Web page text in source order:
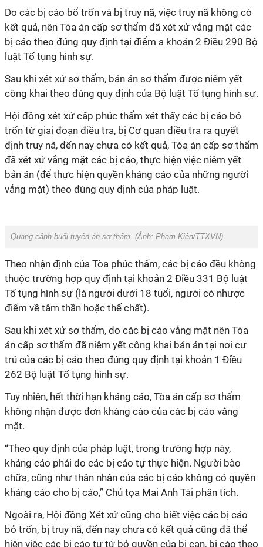
Do các bị cáo bổ trốn và bị truy nã, việc truy nã không có
kết quả, nên Tòa án cấp sơ thẩm đã xét xử vắng mặt các
bị cáo theo đúng quy định tại điểm a khoản 2 Điều 290 Bộ
luật Tố tụng hình sự.
Sau khi xét xử sơ thẩm, bản án sơ thẩm được niêm yết
công khai theo đúng quy định của Bộ luật Tố tụng hình sự.
Hội đồng xét xử cấp phúc thẩm xét thấy các bị cáo bỏ
trốn từ giai đoạn điều tra, bị Cơ quan điều tra ra quyết
định truy nã, đến nay chưa có kết quả, Tòa án cấp sơ thẩm
đã xét xử vắng mặt các bị cáo, thực hiện việc niêm yết
bản án (để thực hiện quyền kháng cáo của những người
vắng mặt) theo đúng quy định của pháp luật.
Quang cảnh buổi tuyên án sơ thẩm. (Ảnh: Phạm Kiên/TTXVN)
Theo nhận định của Tòa phúc thẩm, các bị cáo đều không
thuộc trường hợp quy định tại khoản 2 Điều 331 Bộ luật
Tố tụng hình sự (là người dưới 18 tuổi, người có nhược
điểm về tâm thần hoặc thể chất).
Sau khi xét xử sơ thẩm, do các bị cáo vắng mặt nên Tòa
án cấp sơ thẩm đã niêm yết công khai bản án tại nơi cư
trú của các bị cáo theo đúng quy định tại khoản 1 Điều
262 Bộ luật Tố tụng hình sự.
Tuy nhiên, hết thời hạn kháng cáo, Tòa án cấp sơ thẩm
không nhận được đơn kháng cáo của các bị cáo vắng
mặt.
“Theo quy định của pháp luật, trong trường hợp này,
kháng cáo phải do các bị cáo tự thực hiện. Người bào
chữa, cũng như thân nhân của các bị cáo không có quyền
kháng cáo cho bị cáo,” Chủ tọa Mai Anh Tài phân tích.
Ngoài ra, Hội đồng Xét xử cũng cho biết việc các bị cáo
bỏ trốn, bị truy nã, đến nay chưa có kết quả cũng đã thể
hiện việc các bị cáo tự từ bỏ quyền của bị can, bị cáo theo